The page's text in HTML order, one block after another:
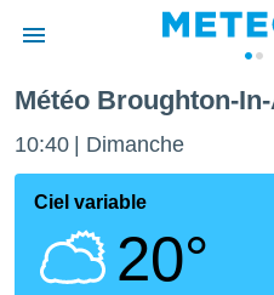
de
Météo Broughton-
10:40 Dimanche
Ciel variable
20°